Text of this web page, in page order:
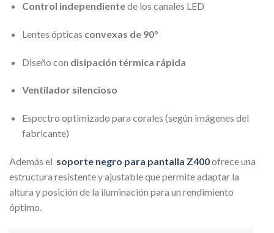
Control independientede los canales LED
Lentes ópticas convexas de 90°
Diseño con disipación térmica rápida
Ventilador silencioso
Espectro optimizado para corales (según imágenes del
fabricante)
Además el soporte negro para pantalla Z400ofrece una
estructura resistente y ajustable que permite adaptar la
altura y posición de la iluminación para un rendimiento
óptimo.